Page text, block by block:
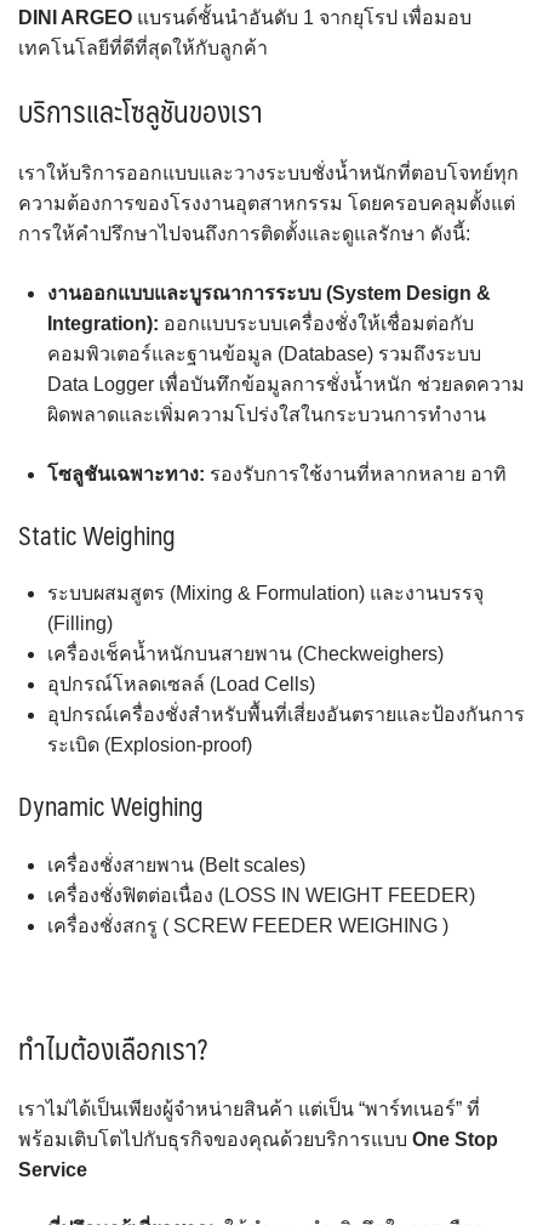
DINI ARGEO แบรนด์ชั้นนำอันดับ 1 จากยุโรป เพื่อมอบ
เทคโนโลยีที่ดีที่สุดให้กับลูกค้า
บริการและโซลูชันของเรา
เราให้บริการออกแบบและวางระบบชั่งน้ำหนักที่ตอบโจทย์ทุก
ความต้องการของโรงงานอุตสาหกรรม โดยครอบคลุมตั้งแต่
การให้คำปรึกษาไปจนถึงการติดตั้งและดูแลรักษา ดังนี้:
งานออกแบบและบูรณาการระบบ (System Design &
Integration): ออกแบบระบบเครื่องชั่งให้เชื่อมต่อกับ
คอมพิวเตอร์และฐานข้อมูล (Database) รวมถึงระบบ
Data Logger เพื่อบันทึกข้อมูลการชั่งน้ำหนัก ช่วยลดความ
ผิดพลาดและเพิ่มความโปร่งใสในกระบวนการทำงาน
โซลูชันเฉพาะทาง: รองรับการใช้งานที่หลากหลาย อาทิ
Static Weighing
ระบบผสมสูตร (Mixing & Formulation) และงานบรรจุ
(Filling)
เครื่องเช็คน้ำหนักบนสายพาน (Checkweighers)
อุปกรณ์โหลดเซลล์ (Load Cells)
อุปกรณ์เครื่องชั่งสำหรับพื้นที่เสี่ยงอันตรายและป้องกันการ
ระเบิด (Explosion-proof)
Dynamic Weighing
เครื่องชั่งสายพาน (Belt scales)
เครื่องชั่งฟิตต่อเนื่อง (LOSS IN WEIGHT FEEDER)
เครื่องชั่งสกรู ( SCREW FEEDER WEIGHING )
ทำไมต้องเลือกเรา?
เราไม่ได้เป็นเพียงผู้จำหน่ายสินค้า แต่เป็น “พาร์ทเนอร์” ที่
พร้อมเติบโตไปกับธุรกิจของคุณด้วยบริการแบบ One Stop
Service